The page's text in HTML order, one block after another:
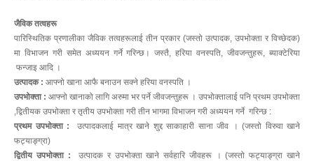
जैविक तत्वहरू
पारिस्थितिक प्रणालीका जैविक तत्वहरूलाई तीन प्रकार (जस्तो उत्पादक, उपभोक्ता र विच्छेदक)
मा विभाजन गरी समेत अध्ययन गर्ने गरिन्छ। जस्तै, हरिया वनस्पति, जीवजन्तुहरू, ब्याक्टेरिया
फन्जाइ आदि ।
उत्पादक : आफ्नो खाना आफै बनाउन सक्ने हरिया वनस्पति ।
उपभोक्ता : आफ्नो खानाको लागि अरुमा भर पर्ने जीवजन्तुहरू । उपभोक्तालाई पनि प्रथम उपभोक्ता
,द्वितीयक उपभोक्ता र तृतीय उपभोक्ता गरी तीन भागमा विभाजन गरी अध्ययन गर्ने गरिन्छ :
प्रथम उपभोक्ता : उत्पादकलाई मात्र खाने शुद्द साकाहारी साना जीव । (जस्तो विरुवा खाने
फट्याङ्ग्रा)
द्वितीय उपभोक्ता :उत्पादक र उपभोक्ता खाने सर्वहारि जीवहरू । (जस्तो फट्याङ्ग्रा खाने